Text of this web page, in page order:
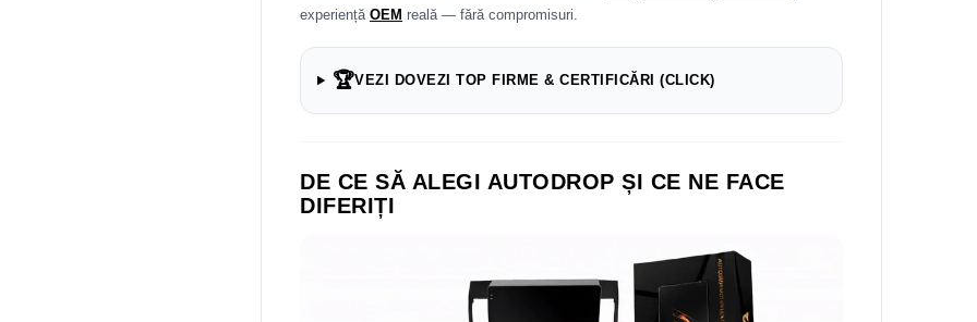
experiență OEM reală — fără compromisuri.
🏆VEZI DOVEZI TOP FIRME & CERTIFICĂRI (CLICK)
DE CE SĂ ALEGI AUTODROP ȘI CE NE FACE
DIFERIȚI